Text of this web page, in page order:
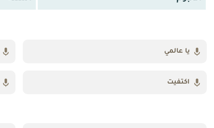
يا عالمي
اكتفيت